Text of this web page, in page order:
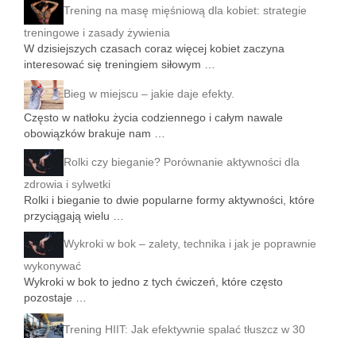
Trening na masę mięśniową dla kobiet: strategie
treningowe i zasady żywienia
W dzisiejszych czasach coraz więcej kobiet zaczyna
interesować się treningiem siłowym …
Bieg w miejscu – jakie daje efekty.
Często w natłoku życia codziennego i całym nawale
obowiązków brakuje nam …
Rolki czy bieganie? Porównanie aktywności dla
zdrowia i sylwetki
Rolki i bieganie to dwie popularne formy aktywności, które
przyciągają wielu …
Wykroki w bok – zalety, technika i jak je poprawnie
wykonywać
Wykroki w bok to jedno z tych ćwiczeń, które często
pozostaje …
Trening HIIT: Jak efektywnie spalać tłuszcz w 30